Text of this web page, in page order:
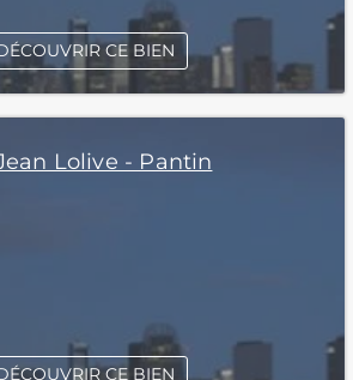
CE BIEN
Lolive - Pantin
CE BIEN